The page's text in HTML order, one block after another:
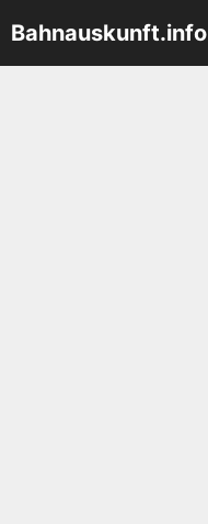
Inhalt
springen
Bahnauskunft.info